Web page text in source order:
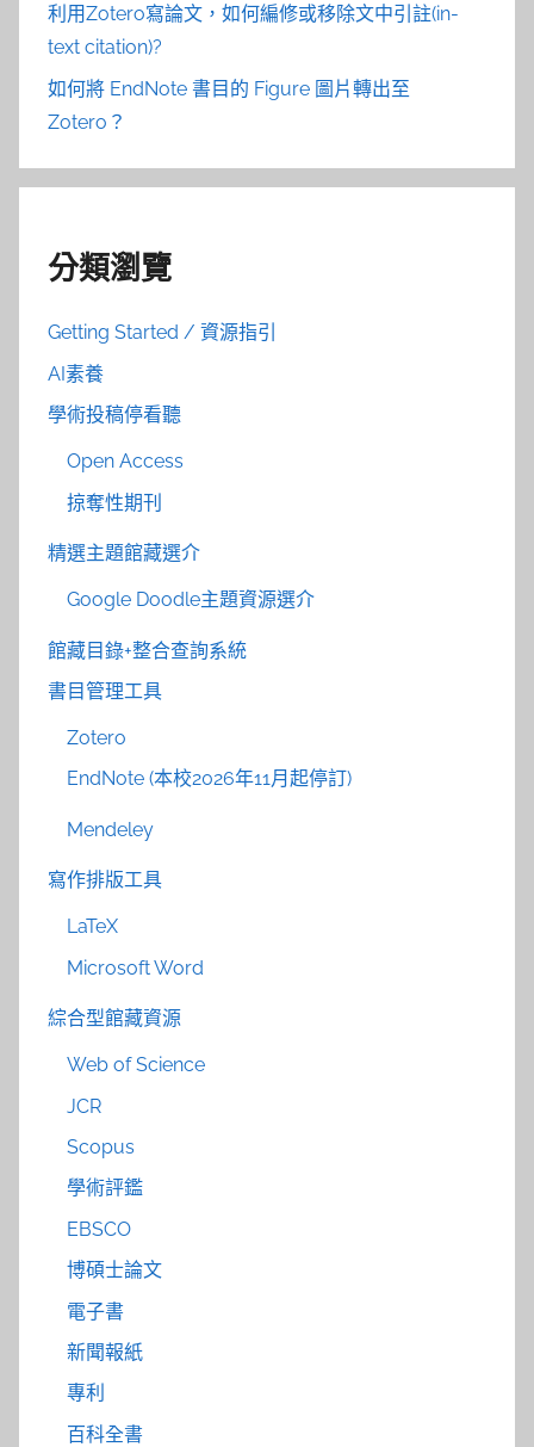
利用Zotero寫論文，如何編修或移除文中引註(in-
text citation)?
如何將 EndNote 書目的 Figure 圖片轉出至
Zotero？
分類瀏覽
Getting Started / 資源指引
AI素養
學術投稿停看聽
Open Access
掠奪性期刊
精選主題館藏選介
Google Doodle主題資源選介
館藏目錄+整合查詢系統
書目管理工具
Zotero
EndNote (本校2026年11月起停訂)
Mendeley
寫作排版工具
LaTeX
Microsoft Word
綜合型館藏資源
Web of Science
JCR
Scopus
學術評鑑
EBSCO
博碩士論文
電子書
新聞報紙
專利
百科全書